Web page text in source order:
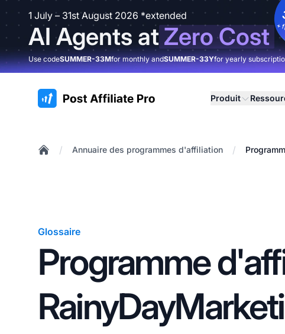
1 July – 31st August 2026 *extended
AI Agents atZero Cost +
Use codeSUMMER-33Mfor monthly andSUMMER-33Yfor yearly
:site.title Produit
/ Annuaire des programmes d'affiliation /
Glossaire
Programme